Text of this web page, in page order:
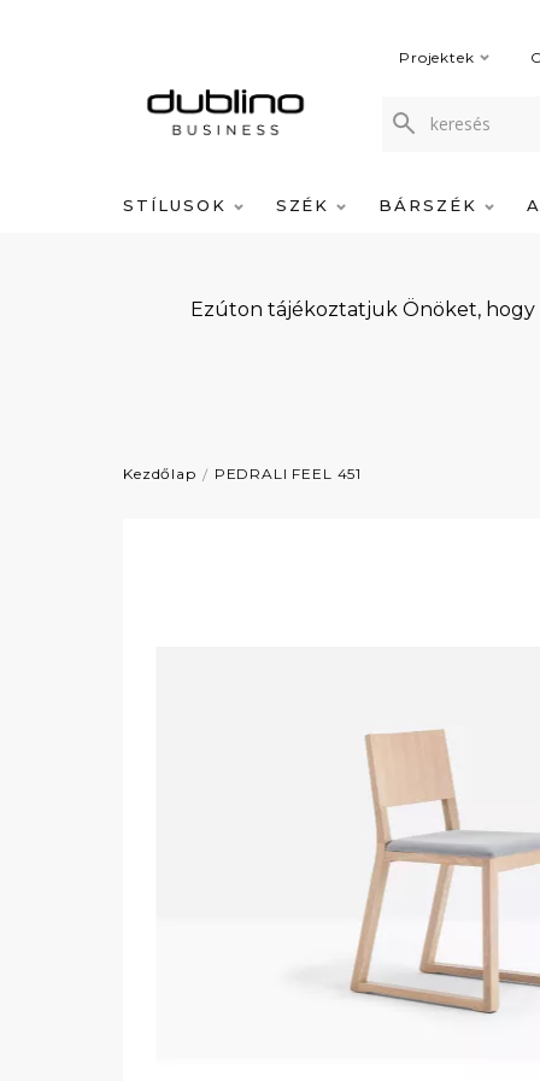
Projektek
STÍLUSOK SZÉK BÁRSZÉK
Ezúton tájékoztatjuk Önöket, hogy
Kezdőlap PEDRALI FEEL 451